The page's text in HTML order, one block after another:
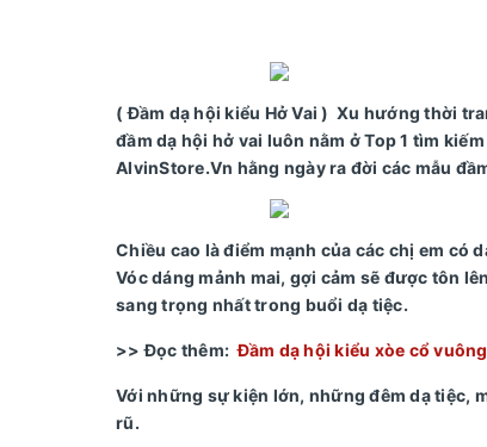
( Đầm dạ hội kiểu Hở Vai ) Xu hướng thời
đầm dạ hội hở vai luôn nằm ở Top 1 tìm
AlvinStore.Vn hằng ngày ra đời các mẫu
Chiều cao là điểm mạnh của các chị em có
Vóc dáng mảnh mai, gợi cảm sẽ được tôn
sang trọng nhất trong buổi dạ tiệc.
>> Đọc thêm:Đầm dạ hội kiểu xòe cổ
Với những sự kiện lớn, những đêm dạ tiệc,
rũ.